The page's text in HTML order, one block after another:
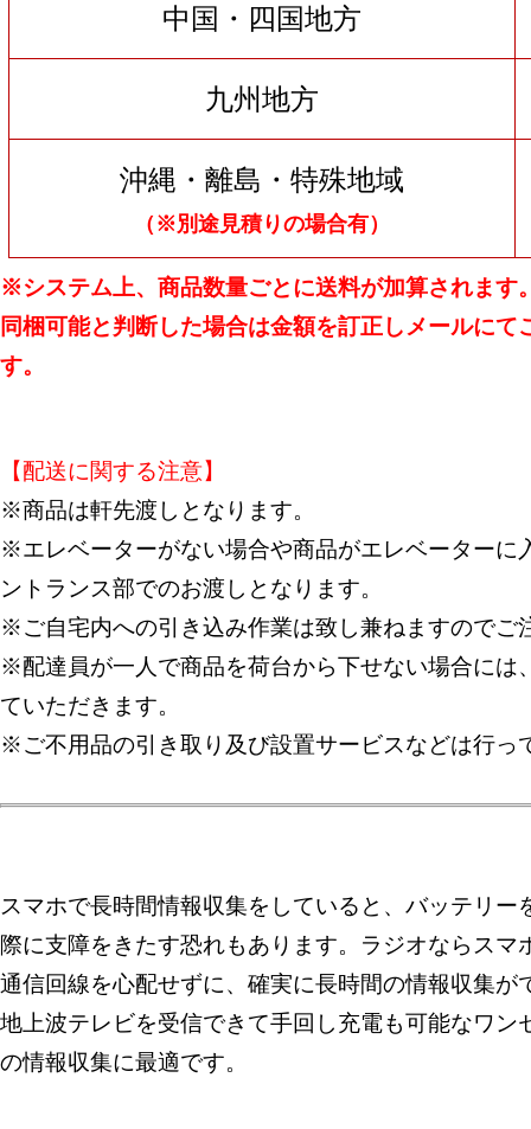
中国・四国地方
九州地方
沖縄・離島・特殊地域
（※別途見積りの場合有）
※システム上、商品数量ごとに送料が加算されます
同梱可能と判断した場合は金額を訂正しメールにて
す。
【配送に関する注意】
※商品は軒先渡しとなります。
※エレベーターがない場合や商品がエレベーターに
ントランス部でのお渡しとなります。
※ご自宅内への引き込み作業は致し兼ねますのでご
※配達員が一人で商品を荷台から下せない場合には
ていただきます。
※ご不用品の引き取り及び設置サービスなどは行っ
スマホで長時間情報収集をしていると、バッテリー
際に支障をきたす恐れもあります。ラジオならスマ
通信回線を心配せずに、確実に長時間の情報収集が
地上波テレビを受信できて手回し充電も可能なワン
の情報収集に最適です。